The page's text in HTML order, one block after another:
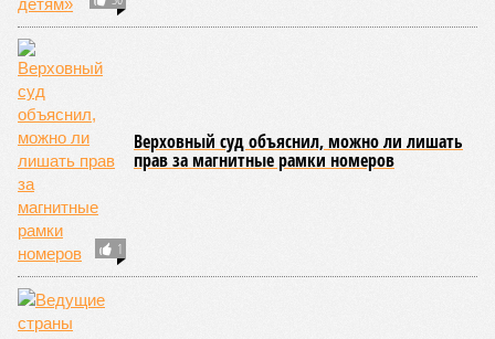
09:50
В Германии пенсионной политикой недовольны 80%
граждан
Новости smi2.ru